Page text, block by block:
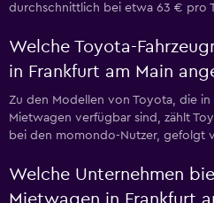
durchschnittlich bei etwa 63 € pro
Welche Toyota-
in Frankfurt am Main
Zu den Modellen von Toyota, die in
Mietwagen verfügbar sind, zählt
bei den momondo-Nutzer, gefolgt
Welche Unternehmen
Mietwagen in Frankfurt